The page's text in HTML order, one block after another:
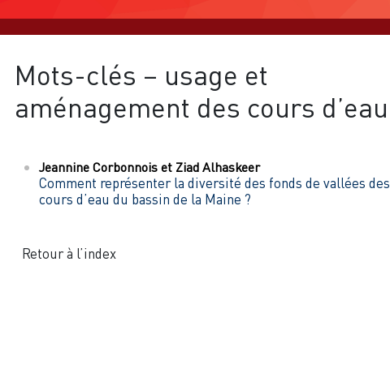
Mots-clés – usage et
aménagement des cours d’eau
Jeannine Corbonnois et Ziad Alhaskeer
Comment représenter la diversité des fonds de vallées des
cours d’eau du bassin de la Maine ?
Retour à l’index